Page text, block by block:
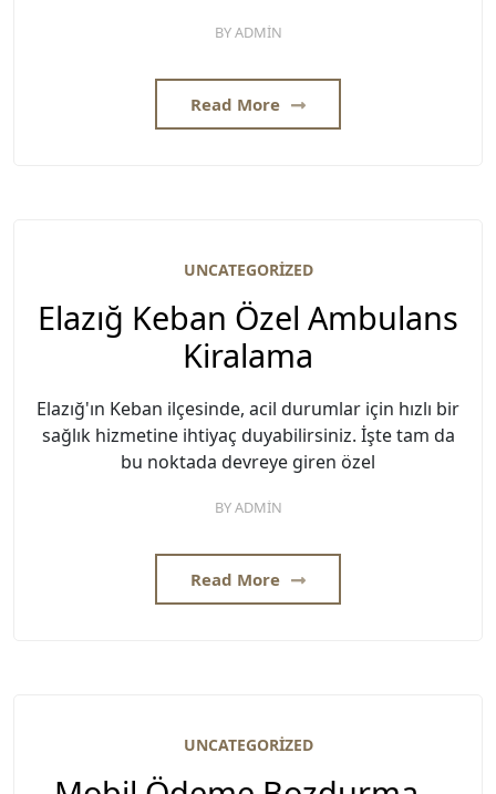
BYADMIN
Read More
UNCATEGORIZED
Elazığ Keban Özel Ambulans
Kiralama
Elazığ'ın Keban ilçesinde, acil durumlar için hızlı bir
sağlık hizmetine ihtiyaç duyabilirsiniz. İşte tam da
bu noktada devreye giren özel
BYADMIN
Read More
UNCATEGORIZED